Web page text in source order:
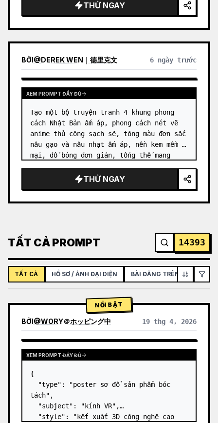
THỬ NGAY
BỞI@DEREK WEN｜德里克文 6 ngày trước
XEM PROMPT ĐẦY ĐỦ
Tạo một bộ truyện tranh 4 khung phong
cách Nhật Bản ấm áp, phong cách nét vẽ
anime thủ công sạch sẽ, tông màu đơn sắc
nâu gạo và nâu nhạt ấm áp, nền kem mềm
mại, đổ bóng đơn giản, tổng thể mang
khung hình: vuông 1:1, bố cục…
THỬ NGAY
TẤT CẢ PROMPT 14393
TẤT CẢ HỒ SƠ / ẢNH ĐẠI DIỆN BÀI ĐĂNG TRÊN MẠNG XÃ
NỔI BẬT
BỞI@WORY＠ホッピング中 19 thg 4, 2026
XEM PROMPT ĐẦY ĐỦ
{
  "type": "poster sơ đồ sản phẩm bóc
tách",
  "subject": "kính VR",
  "style": "kết xuất 3D công nghệ cao